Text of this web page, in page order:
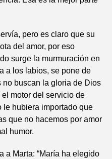
pero es claro que su
del amor, por eso
surge la murmuración en
a los labios, se pone de
no buscan la gloria de Dios
motor del servicio de
le hubiera importado que
que no hacemos por amor
humor.
a Marta: “María ha elegido